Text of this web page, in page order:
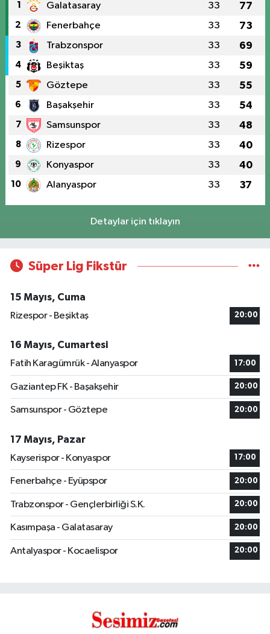
1 Galatasaray 33 77
2 Fenerbahçe 33 73
3 Trabzonspor 33 69
4 Beşiktaş 33 59
5 Göztepe 33 55
6 Başakşehir 33 54
7 Samsunspor 33 48
8 Rizespor 33 40
9 Konyaspor 33 40
10 Alanyaspor 33 37
Detaylar için tıklayın
Süper Lig Fikstür
15 Mayıs, Cuma
Rizespor - Beşiktaş
20:00
16 Mayıs, Cumartesi
Fatih Karagümrük - Alanyaspor
17:00
Gaziantep FK - Başakşehir 20:00
Samsunspor - Göztepe 20:00
17 Mayıs, Pazar
Kayserispor - Konyaspor
17:00
Fenerbahçe - Eyüpspor 20:00
Trabzonspor - Gençlerbirliği S.K. 20:00
Kasımpaşa - Galatasaray 20:00
Antalyaspor - Kocaelispor 20:00